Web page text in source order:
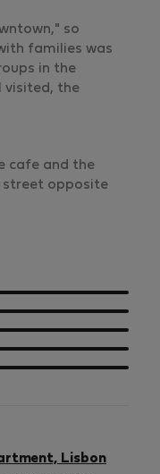
so
families was
in the
visited, the
cafe and the
street opposite
Lisbon